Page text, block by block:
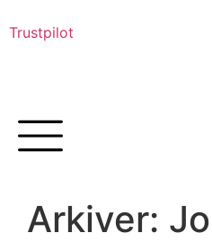
Trustpilot
Arkiver: